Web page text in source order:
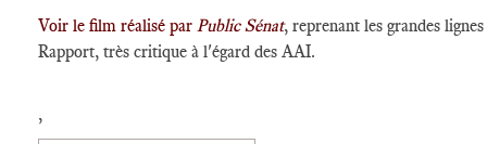
Voir le film réalisé par Public Sénat, reprenant les grandes
Rapport, très critique à l'égard des AAI.
,